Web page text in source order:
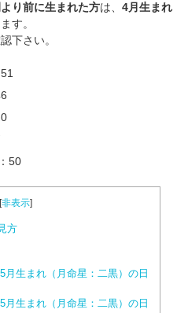
り前に生まれた方は、4月生まれ
す。
下さい。
50
[非表示]
方
月生まれ（月命星：二黒）の日
月生まれ（月命星：二黒）の日